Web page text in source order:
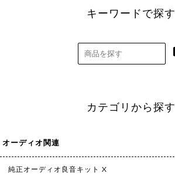
キーワードで探す
カテゴリから探す
オーディオ関連
純正オーディオ良音キット X